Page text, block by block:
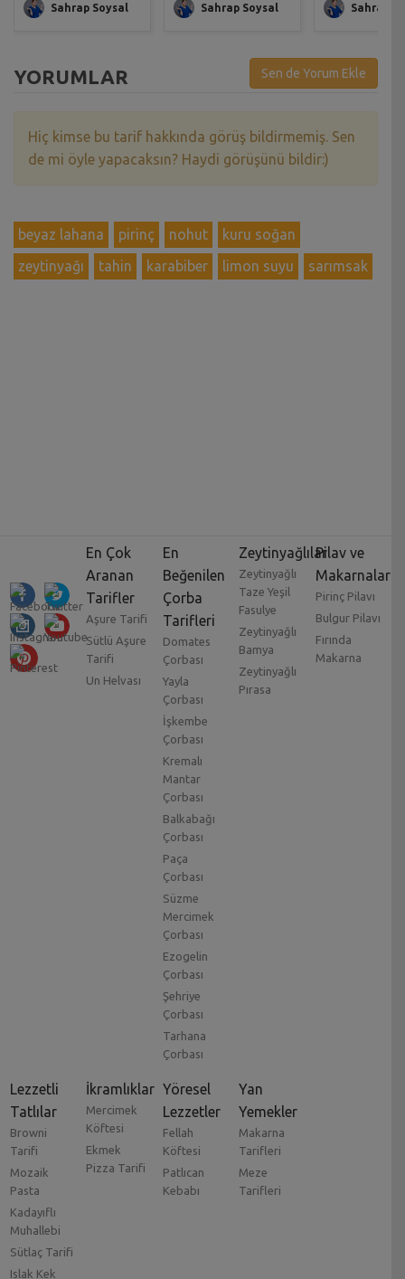
Sahrap Soysal Sahrap Soysal Sahrap
YORUMLAR Sen de Yorum Ekle
Hiç kimse bu tarif hakkında görüş bildirmemiş. Sen
de mi öyle yapacaksın? Haydi görüşünü bildir:)
beyaz lahana pirinç nohut
kuru soğan
zeytinyağı
tahin karabiber limon suyu sarımsak
En Çok
Aranan
Tarifler
Aşure Tarifi
Sütlü Aşure
Tarifi
Un Helvası
En
Beğenilen
Çorba
Tarifleri
Domates
Çorbası
Yayla
Çorbası
İşkembe
Çorbası
Kremalı
Mantar
Çorbası
Balkabağı
Çorbası
Paça
Çorbası
Süzme
Mercimek
Çorbası
Ezogelin
Çorbası
Şehriye
Çorbası
Tarhana
Çorbası
Zeytinyağlılar
Zeytinyağlı
Taze Yeşil
Fasulye
Zeytinyağlı
Bamya
Zeytinyağlı
Pırasa
Pilav ve
Makarnalar
Pirinç Pilavı
Bulgur Pilavı
Fırında
Makarna
Lezzetli
Tatlılar
Browni
Tarifi
Mozaik
Pasta
Kadayıflı
Muhallebi
Sütlaç Tarifi
Islak Kek
İkramlıklar
Mercimek
Köftesi
Ekmek
Pizza Tarifi
Yöresel
Lezzetler
Fellah
Köftesi
Patlıcan
Kebabı
Yan
Yemekler
Makarna
Tarifleri
Meze
Tarifleri